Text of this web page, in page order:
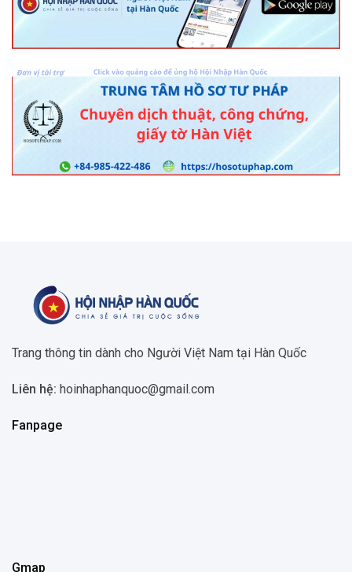
Trang thông tin dành cho Người Việt Nam tại Hàn Quốc
Liên hệ: hoinhaphanquoc@gmail.com
Fanpage
Gmap